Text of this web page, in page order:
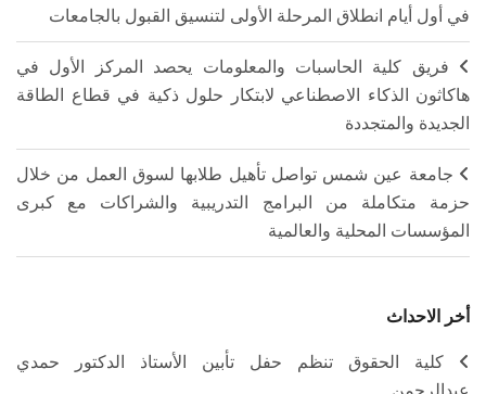
في أول أيام انطلاق المرحلة الأولى لتنسيق القبول بالجامعات
فريق كلية الحاسبات والمعلومات يحصد المركز الأول في
هاكاثون الذكاء الاصطناعي لابتكار حلول ذكية في قطاع الطاقة
الجديدة والمتجددة
جامعة عين شمس تواصل تأهيل طلابها لسوق العمل من خلال
حزمة متكاملة من البرامج التدريبية والشراكات مع كبرى
المؤسسات المحلية والعالمية
أخر الاحداث
كلية الحقوق تنظم حفل تأبين الأستاذ الدكتور حمدي